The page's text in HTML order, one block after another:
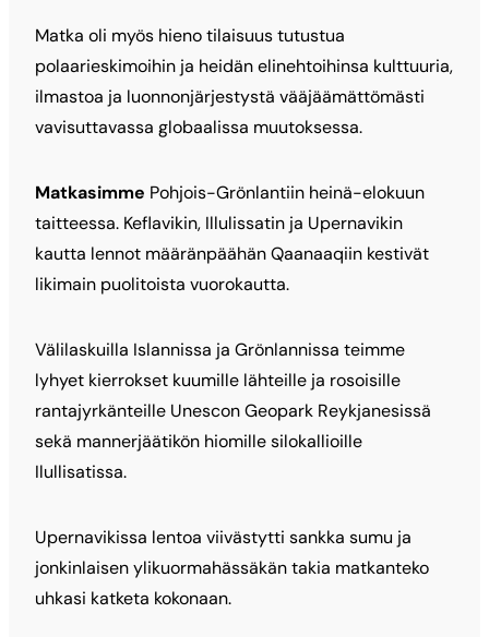
Matka oli myös hieno tilaisuus tutustua
polaarieskimoihin ja heidän elinehtoihinsa kulttuuria,
ilmastoa ja luonnonjärjestystä vääjäämättömästi
vavisuttavassa globaalissa muutoksessa.
Matkasimme Pohjois-Grönlantiin heinä-elokuun
taitteessa. Keflavikin, Illulissatin ja Upernavikin
kautta lennot määränpäähän Qaanaaqiin kestivät
likimain puolitoista vuorokautta.
Välilaskuilla Islannissa ja Grönlannissa teimme
lyhyet kierrokset kuumille lähteille ja rosoisille
rantajyrkänteille Unescon Geopark Reykjanesissä
sekä mannerjäätikön hiomille silokallioille
Ilullisatissa.
Upernavikissa lentoa viivästytti sankka sumu ja
jonkinlaisen ylikuormahässäkän takia matkanteko
uhkasi katketa kokonaan.